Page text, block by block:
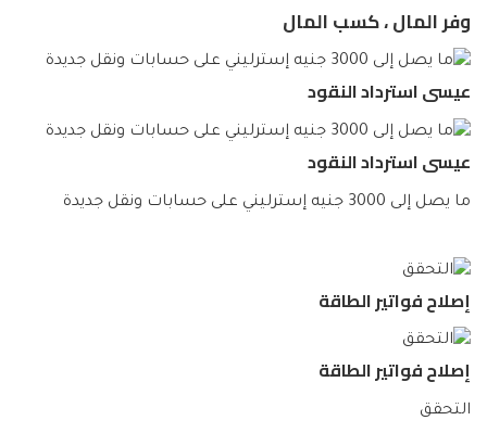
وفر المال ، كسب المال
عيسى استرداد النقود
عيسى استرداد النقود
ما يصل إلى 3000 جنيه إسترليني على حسابات ونقل جديدة
إصلاح فواتير الطاقة
إصلاح فواتير الطاقة
التحقق